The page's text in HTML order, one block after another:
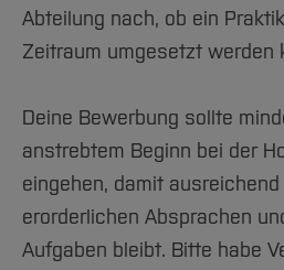
Abteilung nach, ob ein
Zeitraum umgesetzt werden
Deine Bewerbung sollte
anstrebtem Beginn bei der
eingehen, damit
erorderlichen Absprachen
Aufgaben bleibt. Bitte habe